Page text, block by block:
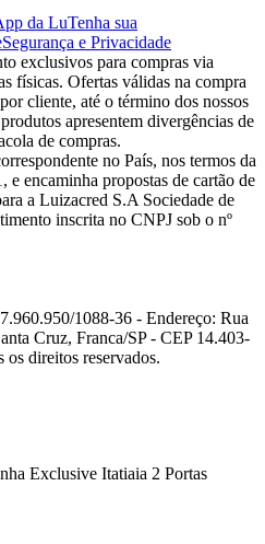
da LuTenha sua
Segurança e Privacidade
exclusivos para compras via
físicas. Ofertas válidas na compra
cliente, até o término dos nossos
apresentem divergências de
de compras.
no País, nos termos da
encaminha propostas de cartão de
a Luizacred S.A Sociedade de
inscrita no CNPJ sob o nº
1088-36 - Endereço: Rua
Cruz, Franca/SP - CEP 14.403-
direitos reservados.
Exclusive Itatiaia 2 Portas